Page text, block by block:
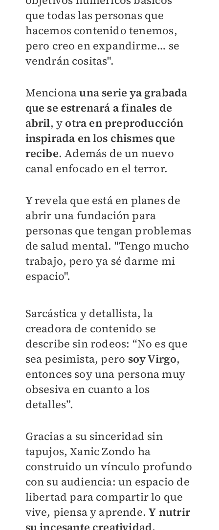
que todas las personas que
hacemos contenido tenemos,
pero creo en expandirme… se
vendrán cositas".
Mencionauna serie ya grabada
que se estrenará a finales de
abril, y otra en preproducción
inspirada en los chismes que
recibe. Además de un nuevo
canal enfocado en el terror.
Y revela que está en planes de
abrir una fundación para
personas que tengan problemas
de salud mental. "Tengo mucho
trabajo, pero ya sé darme mi
espacio".
Sarcástica y detallista, la
creadora de contenido se
describe sin rodeos: “No es que
sea pesimista, pero soy Virgo,
entonces soy una persona muy
obsesiva en cuanto a los
detalles”.
Gracias a su sinceridad sin
tapujos, Xanic Zondo ha
construido un vínculo profundo
con su audiencia: un espacio de
libertad para compartir lo que
vive, piensa y aprende.Y nutrir